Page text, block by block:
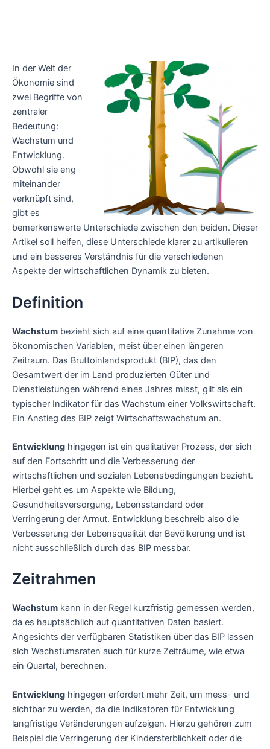
In der Welt der
Ökonomie sind
zwei Begriffe von
zentraler
Bedeutung:
Wachstum und
Entwicklung.
Obwohl sie eng
miteinander
verknüpft sind,
gibt es
bemerkenswerte Unterschiede zwischen den beiden. Dieser
Artikel soll helfen, diese Unterschiede klarer zu artikulieren
und ein besseres Verständnis für die verschiedenen
Aspekte der wirtschaftlichen Dynamik zu bieten.
Definition
Wachstum bezieht sich auf eine quantitative Zunahme von
ökonomischen Variablen, meist über einen längeren
Zeitraum. Das Bruttoinlandsprodukt (BIP), das den
Gesamtwert der im Land produzierten Güter und
Dienstleistungen während eines Jahres misst, gilt als ein
typischer Indikator für das Wachstum einer Volkswirtschaft.
Ein Anstieg des BIP zeigt Wirtschaftswachstum an.
Entwicklung hingegen ist ein qualitativer Prozess, der sich
auf den Fortschritt und die Verbesserung der
wirtschaftlichen und sozialen Lebensbedingungen bezieht.
Hierbei geht es um Aspekte wie Bildung,
Gesundheitsversorgung, Lebensstandard oder
Verringerung der Armut. Entwicklung beschreib also die
Verbesserung der Lebensqualität der Bevölkerung und ist
nicht ausschließlich durch das BIP messbar.
Zeitrahmen
Wachstum kann in der Regel kurzfristig gemessen werden,
da es hauptsächlich auf quantitativen Daten basiert.
Angesichts der verfügbaren Statistiken über das BIP lassen
sich Wachstumsraten auch für kurze Zeiträume, wie etwa
ein Quartal, berechnen.
Entwicklung hingegen erfordert mehr Zeit, um mess- und
sichtbar zu werden, da die Indikatoren für Entwicklung
langfristige Veränderungen aufzeigen. Hierzu gehören zum
Beispiel die Verringerung der Kindersterblichkeit oder die